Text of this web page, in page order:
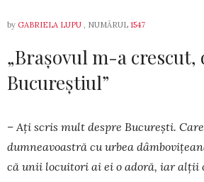
by GABRIELA LUPU , NUMĂRUL 1547
„Brașovul m-a crescut,
Bucureștiul”
– Ați scris mult despre București.
dumneavoastră cu urbea
că unii locuitori ai ei o adoră, iar alții